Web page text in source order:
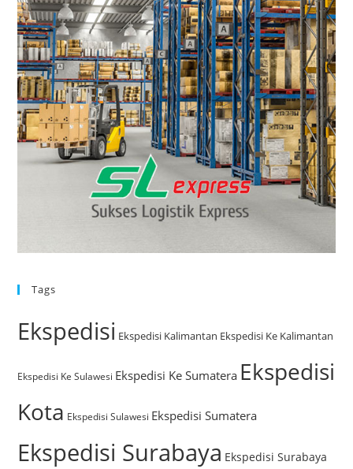
Tags
Ekspedisi Ekspedisi Kalimantan Ekspedisi Ke Kalimantan
Ekspedisi Ke Sulawesi Ekspedisi Ke Sumatera Ekspedisi
Kota Ekspedisi Sulawesi Ekspedisi Sumatera
Ekspedisi Surabaya Ekspedisi Surabaya